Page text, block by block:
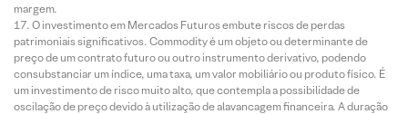
margem.
O investimento em Mercados Futuros embute riscos de perdas
patrimoniais significativos. Commodity é um objeto ou determinante de
preço de um contrato futuro ou outro instrumento derivativo, podendo
consubstanciar um índice, uma taxa, um valor mobiliário ou produto físico. É
um investimento de risco muito alto, que contempla a possibilidade de
oscilação de preço devido à utilização de alavancagem financeira. A duração